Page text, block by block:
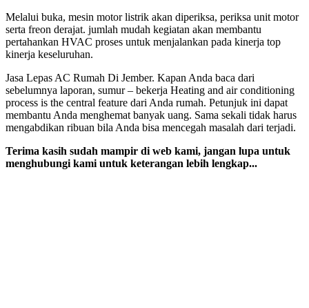
Melalui buka, mesin motor listrik akan diperiksa, periksa unit motor
serta freon derajat. jumlah mudah kegiatan akan membantu
pertahankan HVAC proses untuk menjalankan pada kinerja top
kinerja keseluruhan.
Jasa Lepas AC Rumah Di Jember. Kapan Anda baca dari
sebelumnya laporan, sumur – bekerja Heating and air conditioning
process is the central feature dari Anda rumah. Petunjuk ini dapat
membantu Anda menghemat banyak uang. Sama sekali tidak harus
mengabdikan ribuan bila Anda bisa mencegah masalah dari terjadi.
Terima kasih sudah mampir di web kami, jangan lupa untuk
menghubungi kami untuk keterangan lebih lengkap...